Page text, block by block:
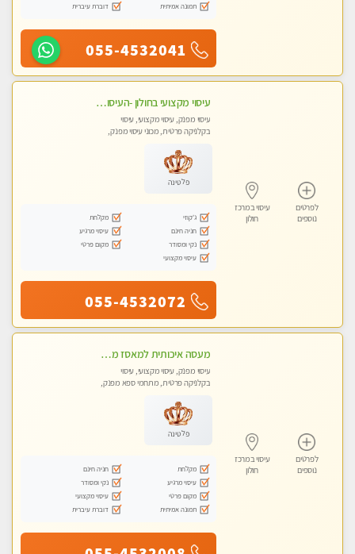
תמונה אמיתית
דוברת עיברית
055-4532041
לפרטים
נוספים
עיסוי במרכז
חולון
עיסוי מקצועי בחולון -העיסוי הכי טוב בעיר אצלי רוצה לבוא ? תתקשר
עיסוי מפנק, עיסוי מקצועי, עיסוי
בקלניקה פרטית, מכוני עיסוי מפנק,
פלטינה
ג'קוזי
מקלחת
חניה חינם
עיסוי מרגיע
נקי ומסודר
מקום פרטי
עיסוי מקצועי
055-4532072
לפרטים
נוספים
עיסוי במרכז
חולון
מעסה איכותית למאסז מקצועי ומפנק לכל שרירי הגוף
עיסוי מפנק, עיסוי מקצועי, עיסוי
בקלניקה פרטית, מתחמי ספא מפנק,
פלטינה
מקלחת
חניה חינם
עיסוי מרגיע
נקי ומסודר
מקום פרטי
עיסוי מקצועי
תמונה אמיתית
דוברת עיברית